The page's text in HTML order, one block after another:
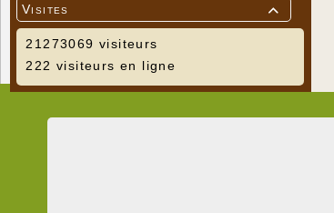

Visites
21273069 visiteurs
222 visiteurs en ligne